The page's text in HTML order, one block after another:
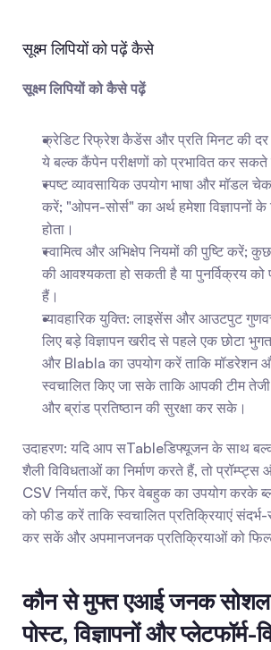
सूक्ष्म लिपियों को पढ़ें कैसे
सूक्ष्म लिपियों को कैसे पढ़ें
क्रेडिट रिफ्रेश कैडेंस और प्रति मिनट की
ये बल्क कैंपेन परीक्षणों को प्रभावित कर सकते
स्पष्ट व्यावसायिक उपयोग भाषा और मॉडल
करें; "ओपन-सोर्स" का अर्थ हमेशा विज्ञापनों के
होता।
स्वामित्व और अभिक्षेप नियमों की पुष्टि करें;
की आवश्यकता हो सकती है या पुनर्विक्रय
हैं।
व्यावहारिक युक्ति: लाइसेंस और आउटपुट
लिए बड़े विज्ञापन खरीद से पहले एक छोटा
और Blabla का उपयोग करें ताकि मॉडरेशन
स्वचालित किए जा सके ताकि आपकी टीम
और ब्रांड प्रतिष्ठान की सुरक्षा कर सके।
उदाहरण: यदि आप सTableडिफ्यूजन के साथ
शैली विविधताओं का निर्माण करते हैं, तो
CSV निर्यात करें, फिर वेबहुक का उपयोग करके
को फीड करें ताकि स्वचालित प्रतिक्रियाएं संदर्भ-
कर सकें और अपमानजनक प्रतिक्रियाओं को
कौन से मुफ्त एआई जनक सोशल
पोस्ट, विज्ञापनों और प्लेटफॉर्म-